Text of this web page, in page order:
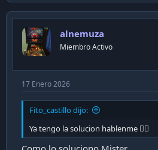
c
t
o
n
s
alnemuza
Miembro Activo
17 Enero 2026
Fito_castillo dijo:
Ya tengo la solucion hablenme 👍🏻